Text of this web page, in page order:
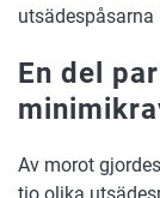
En del
Av morot